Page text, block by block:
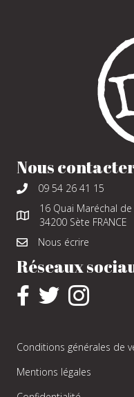
Nous
09 54 26 41 15
16 Quai Maréchal
34200 Sète FRANCE
Nous écrire
Réseaux
Conditions générales de
Mentions légales